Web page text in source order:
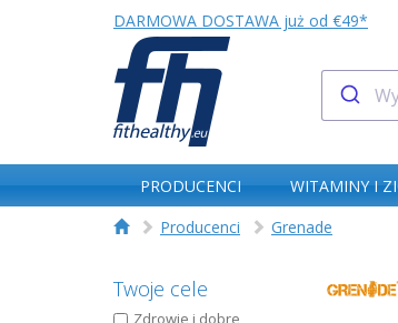
DARMOWA DOSTAWA już od €49*
PRODUCENCI WITAMINY I
Producenci
Grenade
Twoje cele
Zdrowie i dobre